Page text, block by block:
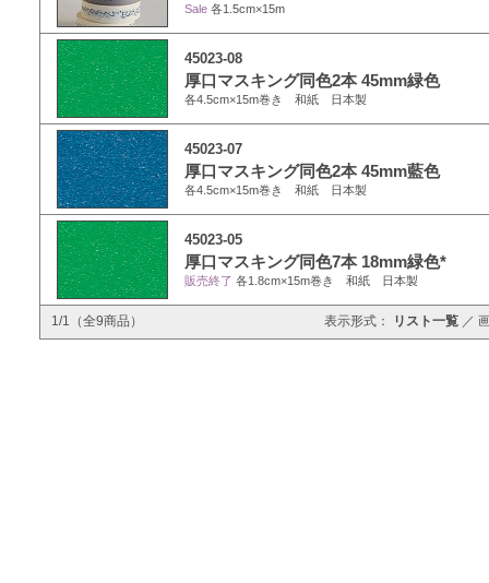
Sale 各1.5cm×15m
45023-08
厚口マスキング同色2本 45mm緑色
各4.5cm×15m巻き 和紙 日本製
45023-07
厚口マスキング同色2本 45mm藍色
各4.5cm×15m巻き 和紙 日本製
45023-05
厚口マスキング同色7本 18mm緑色*
販売終了 各1.8cm×15m巻き 和紙 日本製
1/1（全9商品） 表示形式： リスト一覧 ／